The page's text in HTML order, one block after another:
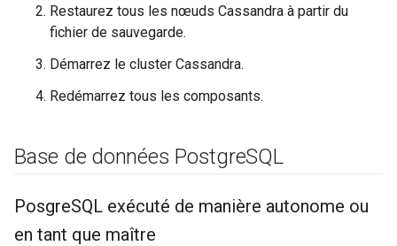
Restaurez tous les nœuds Cassandra à partir du
fichier de sauvegarde.
Démarrez le cluster Cassandra.
Redémarrez tous les composants.
Base de données PostgreSQL
PosgreSQL exécuté de manière autonome ou
en tant que maître